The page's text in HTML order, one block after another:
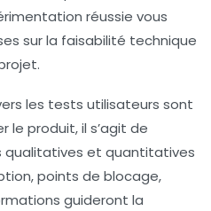
réussie vous
sur la faisabilité technique
les tests utilisateurs sont
le produit, il s’agit de
qualitatives et quantitatives
points de blocage,
guideront la